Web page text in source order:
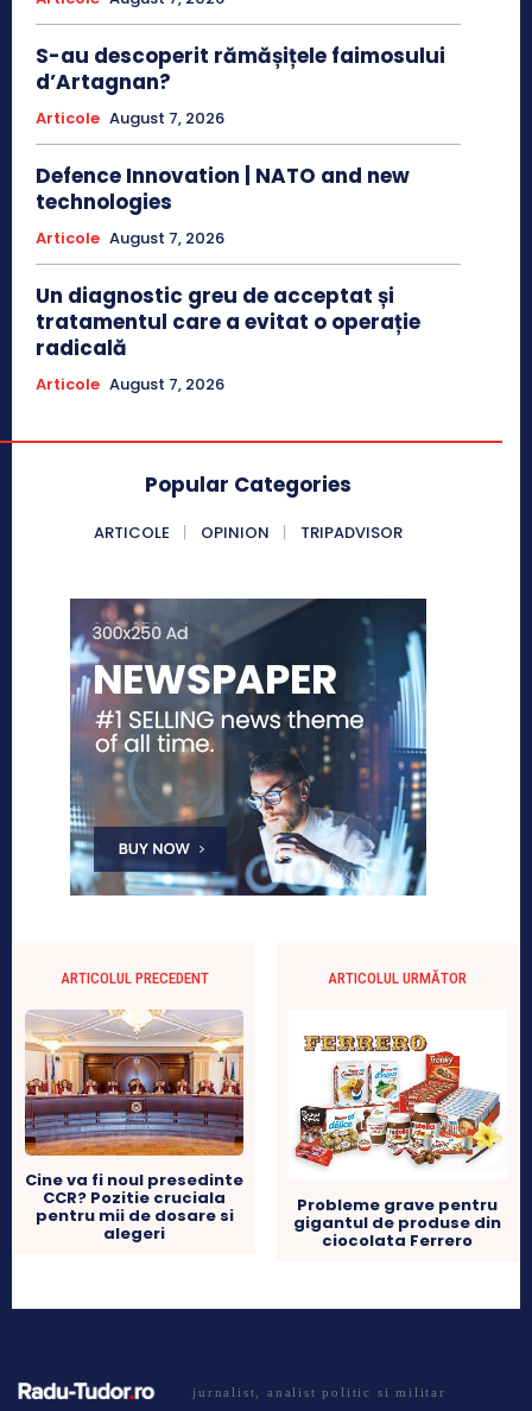
S-au descoperit rămășițele faimosului
d’Artagnan?
Articole August 7, 2026
Defence Innovation | NATO and new
technologies
Articole August 7, 2026
Un diagnostic greu de acceptat și
tratamentul care a evitat o operație
radicală
Articole August 7, 2026
Popular Categories
ARTICOLE OPINION TRIPADVISOR
ARTICOLUL PRECEDENT
Cine va fi noul presedinte
CCR? Pozitie cruciala
pentru mii de dosare si
alegeri
ARTICOLUL URMĂTOR
Probleme grave pentru
gigantul de produse din
ciocolata Ferrero
jurnalist, analist politic si militar